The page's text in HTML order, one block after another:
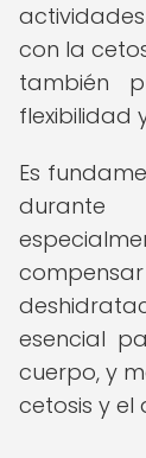
con la
también
flexibilidad
Es
durante
esencial
cuerpo, y
cetosis y el